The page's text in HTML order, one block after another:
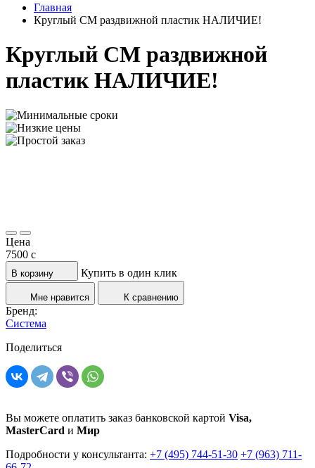
Главная
Круглый СМ раздвижной пластик НАЛИЧИЕ!
Круглый СМ раздвижной
пластик НАЛИЧИЕ!
Цена
7500 c
В корзину Купить в один клик
Мне нравится К сравнению
Бренд:
Система
Поделиться
Вы можете оплатить заказ банковской картой Visa,
MasterCard и Мир
Подробности у консультанта: +7 (495) 744-51-30 +7 (963) 711-